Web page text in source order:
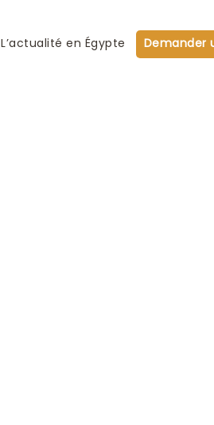
L’actualité en Égypte Demander